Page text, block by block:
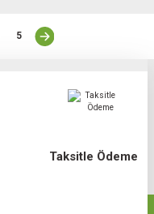
5
Taksitle Ödeme